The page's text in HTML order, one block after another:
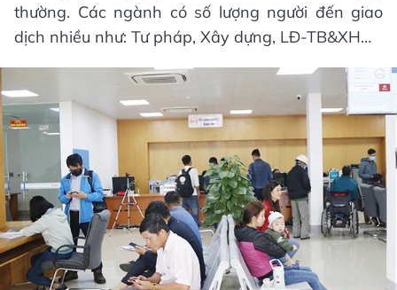
thường. Các ngành có số lượng người đến giao
dịch nhiều như: Tư pháp, Xây dựng, LĐ-TB&XH…